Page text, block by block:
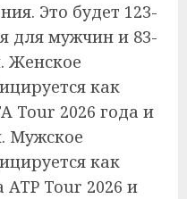
Это будет 123-
для мужчин и 83-
Женское
как
Tour 2026 года и
Мужское
как
ATP Tour 2026 и